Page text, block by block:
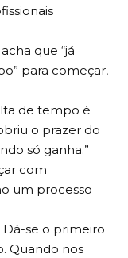
que “já
para começar,
de tempo é
o prazer do
só ganha.”
com
um processo
se o primeiro
Quando nos